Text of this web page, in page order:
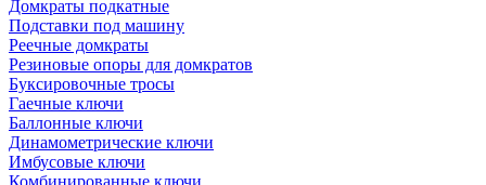
Домкраты подкатные
Подставки под машину
Реечные домкраты
Резиновые опоры для домкратов
Буксировочные тросы
Гаечные ключи
Баллонные ключи
Динамометрические ключи
Имбусовые ключи
Комбинированные ключи